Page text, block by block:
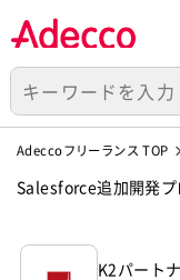
Adeccoフリーランス TOP
Salesforce追加開発
K2パート